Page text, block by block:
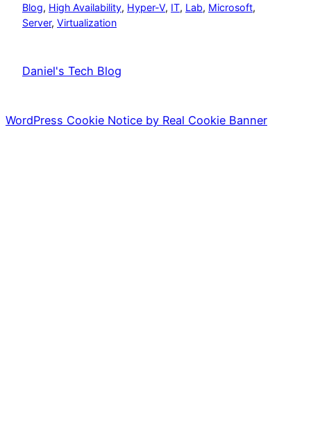
Blog, High Availability, Hyper-V, IT, Lab, Microsoft
Server, Virtualization
Daniel's Tech Blog
WordPress Cookie Notice by Real Cookie Banner